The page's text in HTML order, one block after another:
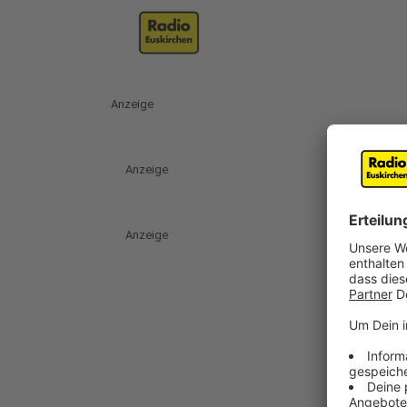
Anzeige
Anzeige
Anzeige